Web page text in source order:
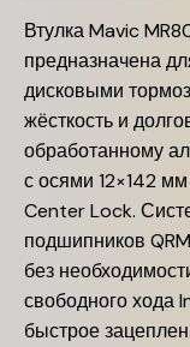
Втулка Mavic
предназначена
дисковыми
жёсткость и
обработанному
с осями 12×142
Center Lock.
подшипников
без
свободного хода
быстрое